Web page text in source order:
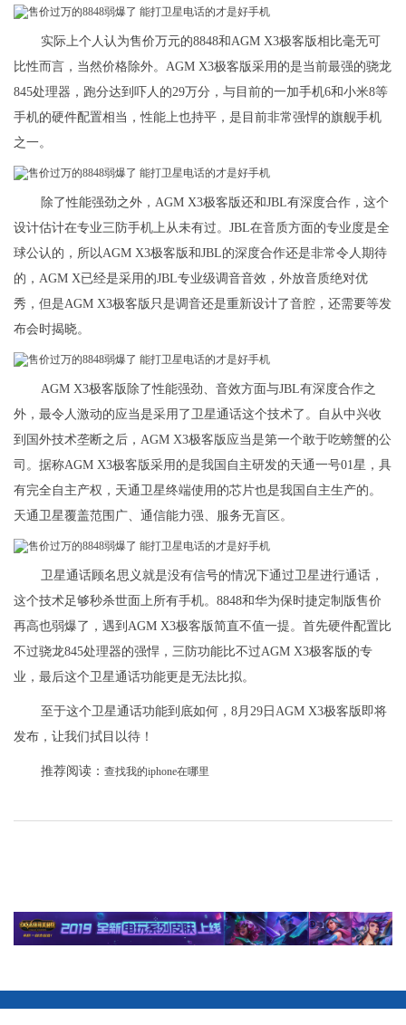
实际上个人认为售价万元的8848和AGM X3极客版相比毫无可
比性而言，当然价格除外。AGM X3极客版采用的是当前最强的骁龙
845处理器，跑分达到吓人的29万分，与目前的一加手机6和小米8等
手机的硬件配置相当，性能上也持平，是目前非常强悍的旗舰手机
之一。
除了性能强劲之外，AGM X3极客版还和JBL有深度合作，这个
设计估计在专业三防手机上从未有过。JBL在音质方面的专业度是全
球公认的，所以AGM X3极客版和JBL的深度合作还是非常令人期待
的，AGM X已经是采用的JBL专业级调音音效，外放音质绝对优
秀，但是AGM X3极客版只是调音还是重新设计了音腔，还需要等发
布会时揭晓。
AGM X3极客版除了性能强劲、音效方面与JBL有深度合作之
外，最令人激动的应当是采用了卫星通话这个技术了。自从中兴收
到国外技术垄断之后，AGM X3极客版应当是第一个敢于吃螃蟹的公
司。据称AGM X3极客版采用的是我国自主研发的天通一号01星，具
有完全自主产权，天通卫星终端使用的芯片也是我国自主生产的。
天通卫星覆盖范围广、通信能力强、服务无盲区。
卫星通话顾名思义就是没有信号的情况下通过卫星进行通话，
这个技术足够秒杀世面上所有手机。8848和华为保时捷定制版售价
再高也弱爆了，遇到AGM X3极客版简直不值一提。首先硬件配置比
不过骁龙845处理器的强悍，三防功能比不过AGM X3极客版的专
业，最后这个卫星通话功能更是无法比拟。
至于这个卫星通话功能到底如何，8月29日AGM X3极客版即将
发布，让我们拭目以待！
推荐阅读： 查找我的iphone在哪里